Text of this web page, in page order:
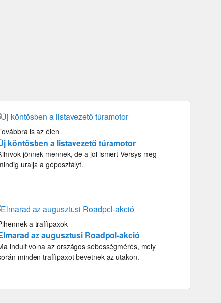
is az élen
köntösben a listavezető túramotor
jönnek-mennek, de a jól ismert Versys még
uralja a géposztályt.
a traffipaxok
az augusztusi Roadpol-akció
indult volna az országos sebességmérés, mely
minden traffipaxot bevetnek az utakon.